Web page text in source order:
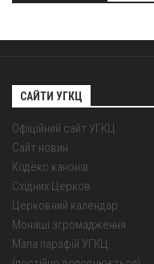
САЙТИ УГКЦ
Офіційний сайт УГКЦ
Сайт новин
Кодекс канонів
Східних Церков
Церковний календар
Монаші згромадження
Мапа парафій УГКЦ